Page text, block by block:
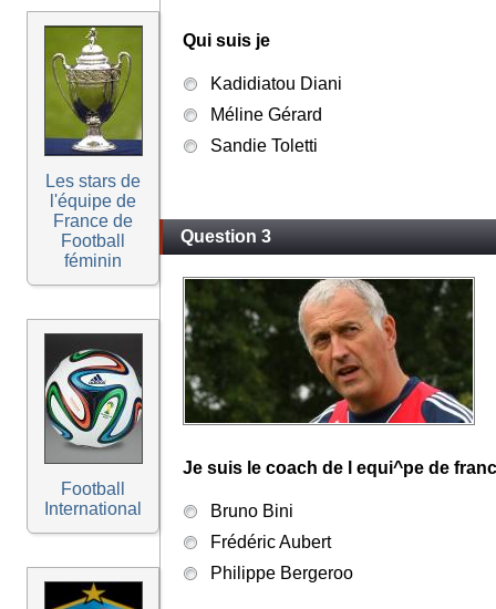
Les stars de
l'équipe de
France de
Football
féminin
Football
International
Qui suis je
Kadidiatou Diani
Méline Gérard
Sandie Toletti
Question 3
Je suis le coach de l equi^pe de
Bruno Bini
Frédéric Aubert
Philippe Bergeroo